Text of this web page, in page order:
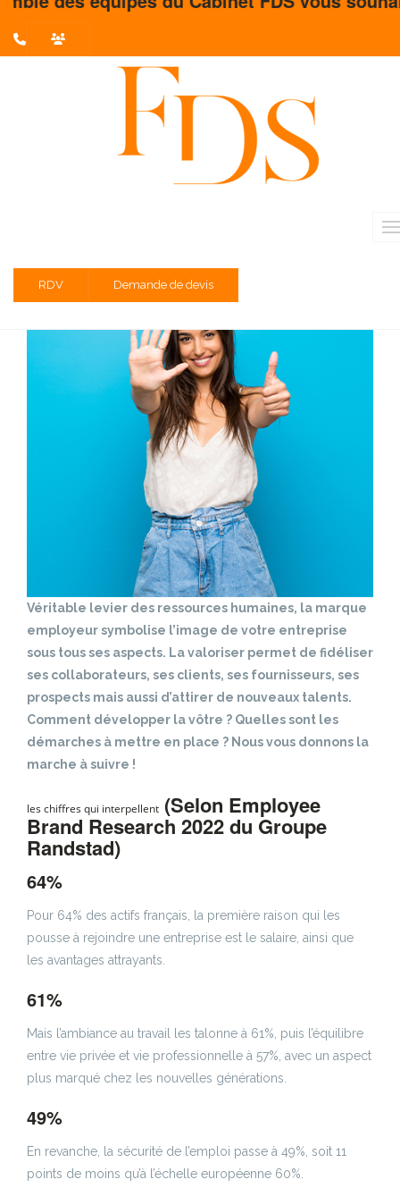
RDV Demande de devis
L'actualité du mois
6 conseils pour construire votre
marque employeur
Véritable levier des ressources humaines, la marque
employeur symbolise l’image de votre entreprise
sous tous ses aspects. La valoriser permet de fidéliser
ses collaborateurs, ses clients, ses fournisseurs, ses
prospects mais aussi d’attirer de nouveaux talents.
Comment développer la vôtre ? Quelles sont les
démarches à mettre en place ? Nous vous donnons la
marche à suivre !
les chiffres qui interpellent (Selon Employee
Brand Research 2022 du Groupe
Randstad)
64%
Pour 64% des actifs français, la première raison qui les
pousse à rejoindre une entreprise est le salaire, ainsi que
les avantages attrayants.
61%
Mais l’ambiance au travail les talonne à 61%, puis l’équilibre
entre vie privée et vie professionnelle à 57%, avec un aspect
plus marqué chez les nouvelles générations.
49%
En revanche, la sécurité de l’emploi passe à 49%, soit 11
points de moins qu’à l’échelle européenne 60%.